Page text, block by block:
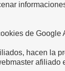
de
hacen la
afiliado